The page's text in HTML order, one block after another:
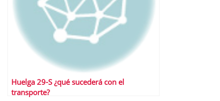
Huelga 29-S ¿qué sucederá con el
transporte?